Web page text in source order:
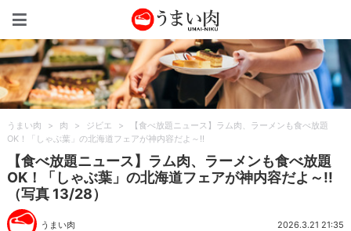
うまい肉 > 肉 > ジビエ >
【食べ放題ニュース】ラム肉、ラーメンも食べ放題
OK！「しゃぶ葉」の北海道フェアが神内容だよ～!!
【食べ放題ニュース】ラム肉、ラーメンも食べ放題
OK！「しゃぶ葉」の北海道フェアが神内容だよ～!!
（写真 13/28）
うまい肉 2026.3.21 21:35